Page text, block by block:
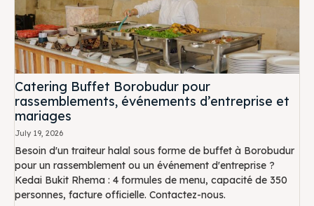
Catering Buffet Borobudur pour
rassemblements, événements d’entreprise et
mariages
July 19, 2026
Besoin d'un traiteur halal sous forme de buffet à Borobudur
pour un rassemblement ou un événement d'entreprise ?
Kedai Bukit Rhema : 4 formules de menu, capacité de 350
personnes, facture officielle. Contactez-nous.